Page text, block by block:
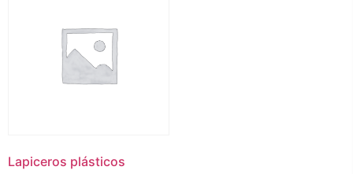
Lapiceros plásticos